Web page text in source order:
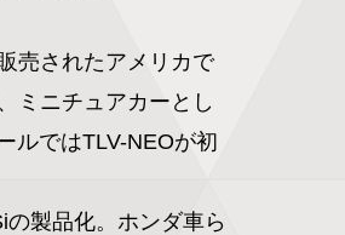
売されたアメリカで
ミニチュアカーとし
ルではTLV-NEOが初
製品化。ホンダ車ら